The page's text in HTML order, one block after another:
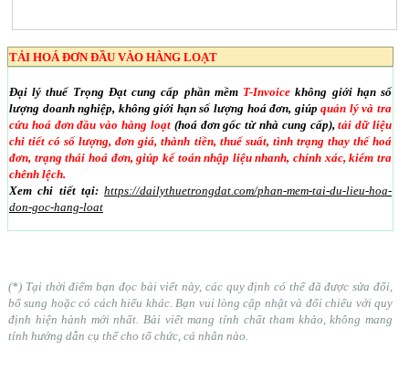
TẢI HOÁ ĐƠN ĐẦU VÀO HÀNG LOẠT
Đại lý thuế Trọng Đạt cung cấp phần mềm T-Invoice không giới hạn số
lượng doanh nghiệp, không giới hạn số lượng hoá đơn, giúpquản lý và tra
cứu hoá đơn đầu vào hàng loạt(hoá đơn gốc từ nhà cung cấp),tải dữ liệu
chi tiết có số lượng, đơn giá, thành tiền, thuế suất, tình trạng thay thế hoá
đơn, trạng thái hoá đơn, giúp kế toán nhập liệu nhanh, chính xác, kiểm tra
chênh lệch.
Xem chi tiết tại: https://dailythuetrongdat.com/phan-mem-tai-du-lieu-hoa-
don-goc-hang-loat
(*) Tại thời điểm bạn đọc bài viết này, các quy định có thể đã được sửa đổi,
bổ sung hoặc có cách hiểu khác. Bạn vui lòng cập nhật và đối chiếu với quy
định hiện hành mới nhất. Bài viết mang tính chất tham khảo, không mang
tính hướng dẫn cụ thể cho tổ chức, cá nhân nào.